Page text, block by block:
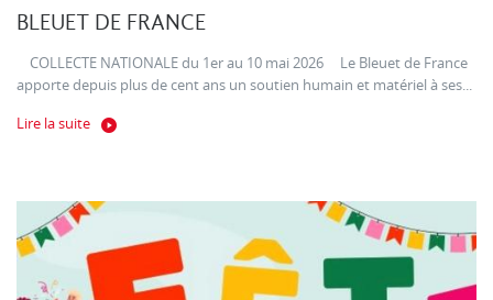
BLEUET DE FRANCE
COLLECTE NATIONALE du 1er au 10 mai 2026 Le Bleuet de France
apporte depuis plus de cent ans un soutien humain et matériel à ses...
Lire la suite